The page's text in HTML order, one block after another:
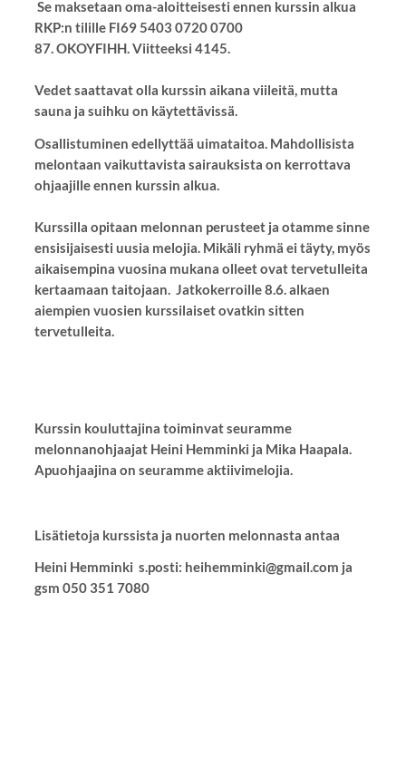
Se maksetaan oma-aloitteisesti ennen kurssin alkua
RKP:n tilille FI69 5403 0720 0700
87. OKOYFIHH. Viitteeksi 4145.
Vedet saattavat olla kurssin aikana viileitä, mutta
sauna ja suihku on käytettävissä.
Osallistuminen edellyttää uimataitoa. Mahdollisista
melontaan vaikuttavista sairauksista on kerrottava
ohjaajille ennen kurssin alkua.
Kurssilla opitaan melonnan perusteet ja otamme sinne
ensisijaisesti uusia melojia. Mikäli ryhmä ei täyty, myös
aikaisempina vuosina mukana olleet ovat tervetulleita
kertaamaan taitojaan. Jatkokerroille 8.6. alkaen
aiempien vuosien kurssilaiset ovatkin sitten
tervetulleita.
Kurssin kouluttajina toiminvat seuramme
melonnanohjaajat Heini Hemminki ja Mika Haapala.
Apuohjaajina on seuramme aktiivimelojia.
Lisätietoja kurssista ja nuorten melonnasta antaa
Heini Hemminki s.posti: heihemminki@gmail.com ja
gsm 050 351 7080